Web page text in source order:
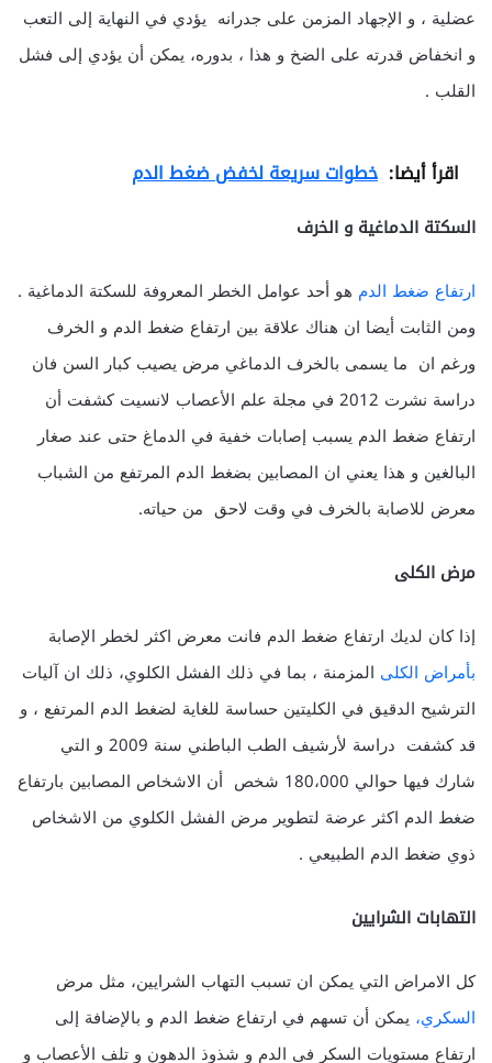
عضلية ، و الإجهاد المزمن على جدرانه يؤدي في النهاية إلى التعب
و انخفاض قدرته على الضخ و هذا ، بدوره، يمكن أن يؤدي إلى فشل
القلب .
اقرأ أيضا: خطوات سريعة لخفض ضغط الدم
السكتة الدماغية و الخرف
ارتفاع ضغط الدم هو أحد عوامل الخطر المعروفة للسكتة الدماغية .
ومن الثابت أيضا ان هناك علاقة بين ارتفاع ضغط الدم و الخرف
ورغم ان ما يسمى بالخرف الدماغي مرض يصيب كبار السن فان
دراسة نشرت 2012 في مجلة علم الأعصاب لانسيت كشفت أن
ارتفاع ضغط الدم يسبب إصابات خفية في الدماغ حتى عند صغار
البالغين و هذا يعني ان المصابين بضغط الدم المرتفع من الشباب
معرض للاصابة بالخرف في وقت لاحق من حياته.
مرض الكلى
إذا كان لديك ارتفاع ضغط الدم فانت معرض اكثر لخطر الإصابة
بأمراض الكلى المزمنة ، بما في ذلك الفشل الكلوي، ذلك ان آليات
الترشيح الدقيق في الكليتين حساسة للغاية لضغط الدم المرتفع ، و
قد كشفت دراسة لأرشيف الطب الباطني سنة 2009 و التي
شارك فيها حوالي 180،000 شخص أن الاشخاص المصابين بارتفاع
ضغط الدم اكثر عرضة لتطوير مرض الفشل الكلوي من الاشخاص
ذوي ضغط الدم الطبيعي .
التهابات الشرايين
كل الامراض التي يمكن ان تسبب التهاب الشرايين، مثل مرض
السكري، يمكن أن تسهم في ارتفاع ضغط الدم و بالإضافة إلى
ارتفاع مستويات السكر في الدم و شذوذ الدهون و تلف الأعصاب و